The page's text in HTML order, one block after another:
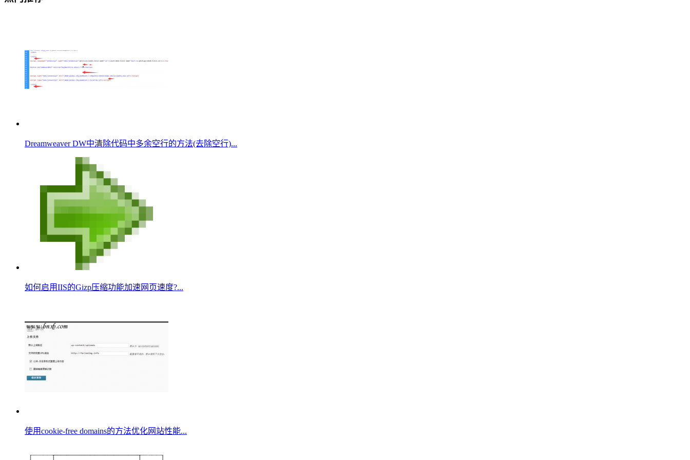
Dreamweaver DW中清除代码中多余空行的方法(去除空行)...
如何启用IIS的Gizp压缩功能加速网页速度?...
使用cookie-free domains的方法优化网站性能...